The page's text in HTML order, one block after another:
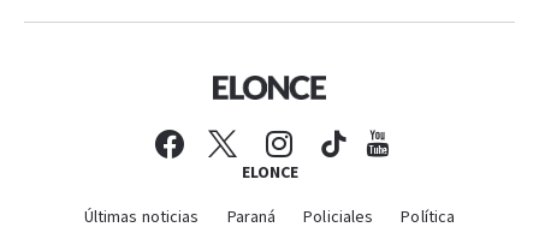
ELONCE
Últimas noticias Paraná Policiales
Política